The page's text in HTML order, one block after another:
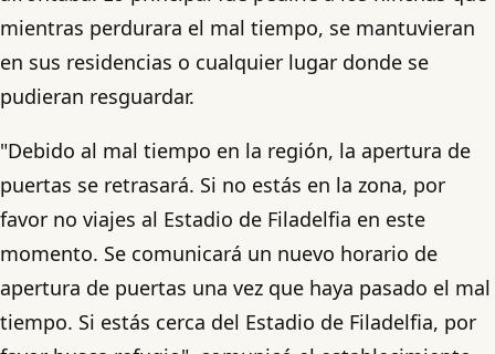
mientras perdurara el mal tiempo, se mantuvieran
en sus residencias o cualquier lugar donde se
pudieran resguardar.
"Debido al mal tiempo en la región, la apertura de
puertas se retrasará. Si no estás en la zona, por
favor no viajes al Estadio de Filadelfia en este
momento. Se comunicará un nuevo horario de
apertura de puertas una vez que haya pasado el mal
tiempo. Si estás cerca del Estadio de Filadelfia, por